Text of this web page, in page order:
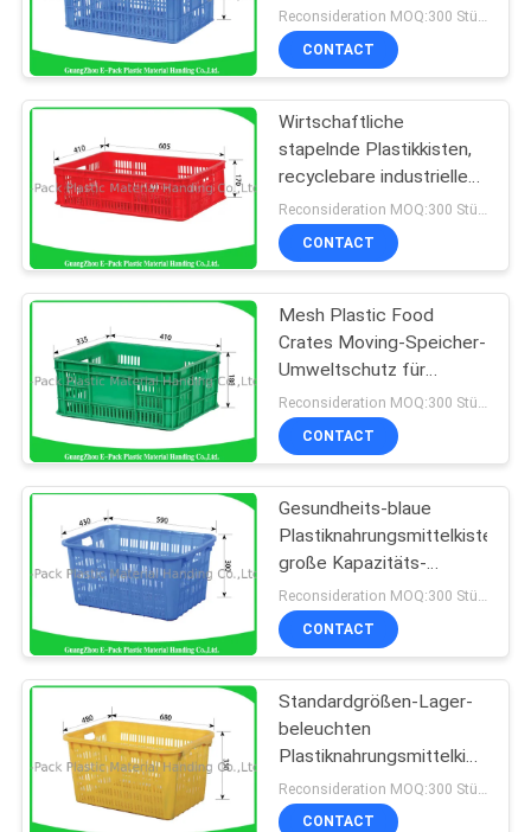
SITEMAP
PRIVACY
POLICY
einfaches Stapeln
Reconsideration MOQ:300 Stücke
CONTACT
Wirtschaftliche
stapelnde Plastikkisten,
recyclebare industrielle
Plastikkisten-
Raumersparnis
Reconsideration MOQ:300 Stücke
CONTACT
Mesh Plastic Food
Crates Moving-Speicher-
Umweltschutz für
Supermärkte
CONTACT
Gesundheits-blaue
Plastiknahrungsmittelkisten-
große Kapazitäts-
einfache stapelnde lange
Nutzungsdauer
CONTACT
Standardgrößen-Lager-
beleuchten
Plastiknahrungsmittelkisten
für Supermärkte
Lagerung
CONTACT